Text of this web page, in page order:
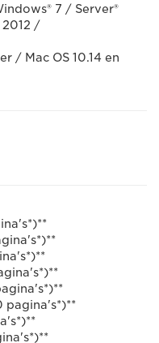
7 / Server®
2012 /
/ Mac OS 10.14 en
pagina's*)**